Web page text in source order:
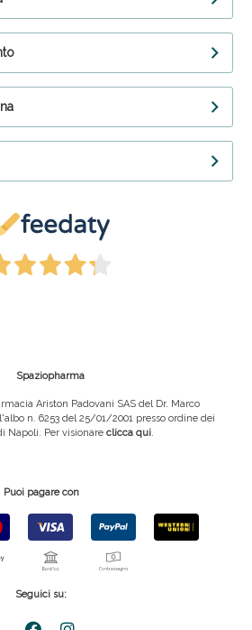
Spaziopharma
Ariston Padovani SAS del Dr. Marco
n. 6253 del 25/01/2001 presso ordine dei
Napoli. Per visionare clicca qui.
Puoi pagare con
Seguici su: